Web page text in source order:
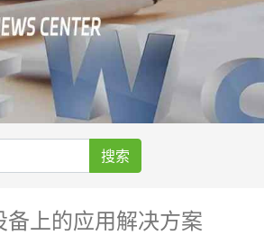
搜索
上的应用解决方案